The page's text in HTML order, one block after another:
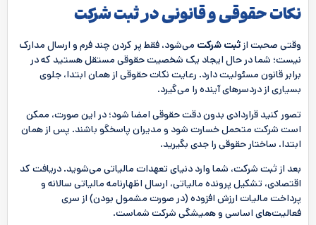
نکات حقوقی و قانونی در ثبت شرکت
وقتی صحبت از ثبت شرکت می‌شود، فقط پر کردن چند فرم و ارسال مدارک
نیست؛ شما در حال ایجاد یک شخصیت حقوقی مستقل هستید که در
برابر قانون مسئولیت دارد. رعایت نکات حقوقی از همان ابتدا، جلوی
بسیاری از دردسرهای آینده را می‌گیرد.
تصور کنید قراردادی بدون دقت حقوقی امضا شود؛ در این صورت، ممکن
است شرکت متحمل خسارت شود و مدیران پاسخگو باشند. پس از همان
ابتدا، ساختار حقوقی را جدی بگیرید.
بعد از ثبت شرکت، شما وارد دنیای تعهدات مالیاتی می‌شوید. دریافت کد
اقتصادی، تشکیل پرونده مالیاتی، ارسال اظهارنامه مالیاتی سالانه و
پرداخت مالیات ارزش افزوده (در صورت مشمول بودن) از سری
فعالیت‌های اساسی و همیشگی شرکت شماست.